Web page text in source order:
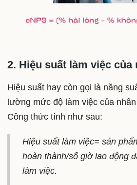
2. Hiệu suất làm việc của
Hiệu suất hay còn gọi là năng
lường mức độ làm việc của
Công thức tính như sau:
Hiệu suất làm việc= sản
hoàn thành/số giờ lao động
làm việc.